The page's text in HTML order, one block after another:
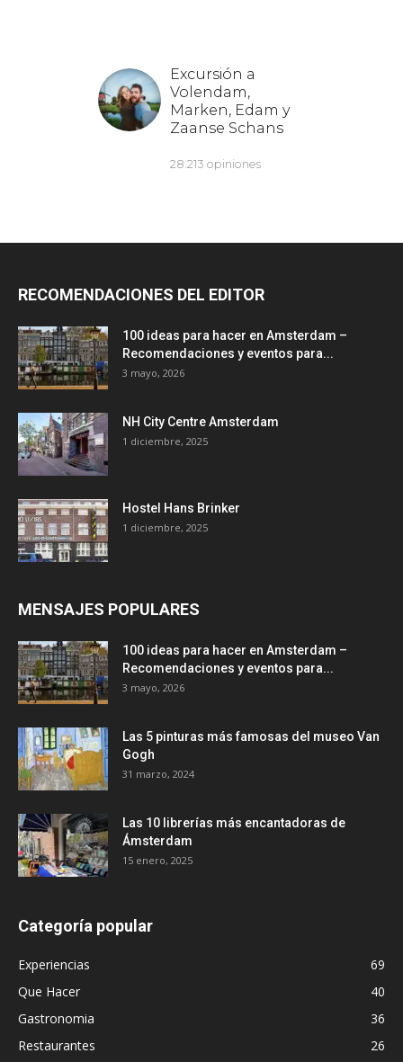
RECOMENDACIONES DEL EDITOR
100 ideas para hacer en Amsterdam –
Recomendaciones y eventos para...
3 mayo, 2026
NH City Centre Amsterdam
1 diciembre, 2025
Hostel Hans Brinker
1 diciembre, 2025
MENSAJES POPULARES
100 ideas para hacer en Amsterdam –
Recomendaciones y eventos para...
3 mayo, 2026
Las 5 pinturas más famosas del museo Van
Gogh
31 marzo, 2024
Las 10 librerías más encantadoras de
Ámsterdam
15 enero, 2025
Categoría popular
Experiencias
69
Que Hacer
40
Gastronomia
36
Restaurantes
26